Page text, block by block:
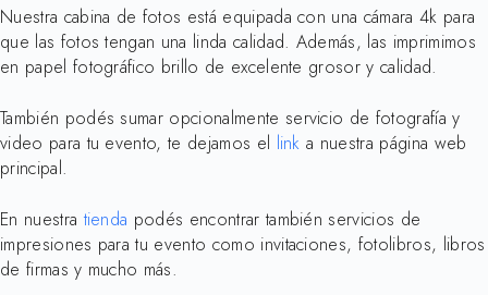
Nuestra cabina de fotos está equipada con una cámara 4k para
que las fotos tengan una linda calidad. Además, las imprimimos
en papel fotográfico brillo de excelente grosor y calidad.
También podés sumar opcionalmente servicio de fotografía y
video para tu evento, te dejamos el link a nuestra página web
principal.
En nuestra tienda podés encontrar también servicios de
impresiones para tu evento como invitaciones, fotolibros, libros
de firmas y mucho más.